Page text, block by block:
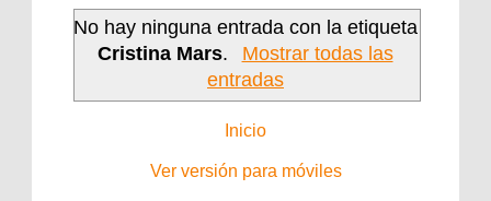
No hay ninguna entrada con la etiqueta
Cristina Mars.
Mostrar todas las
entradas
Inicio
Ver versión para móviles